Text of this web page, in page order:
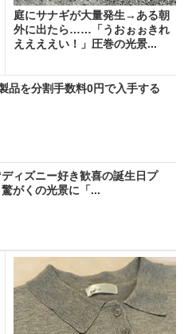
庭にサナギが大量発生→ある朝
外に出たら……「うおぉぉきれ
ええええい！」圧巻の光景...
品を分割手数料0円で入手する
ィズニー好き歓喜の誕生日プ
がくの光景に「...